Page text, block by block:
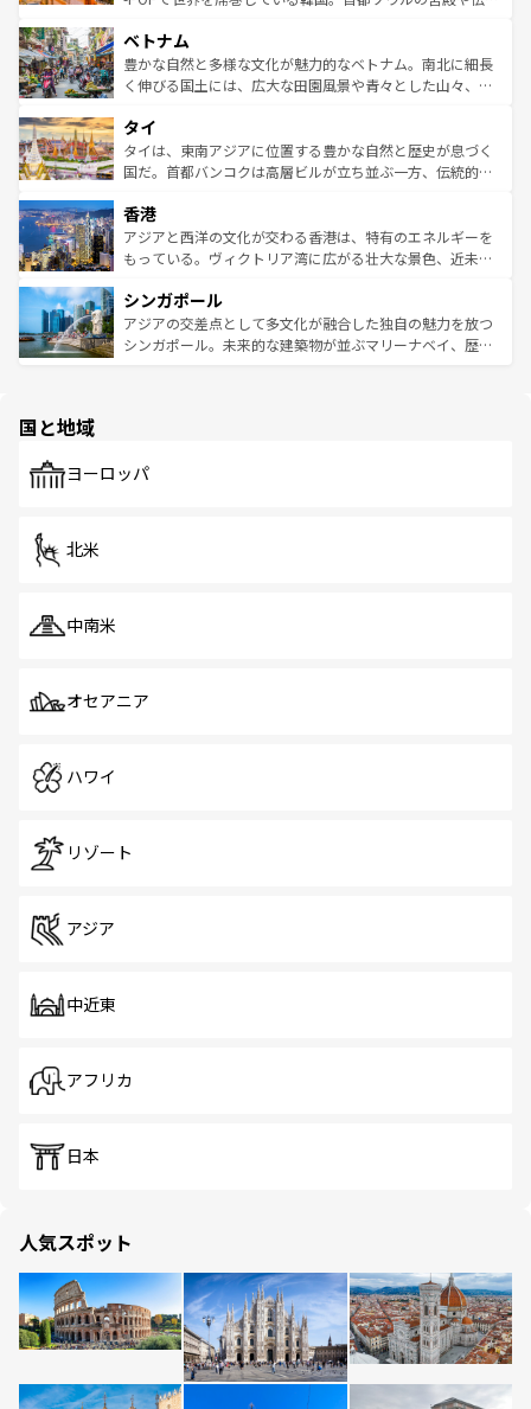
参照してほしい。
容にもいいと評判のスイーツなど、バラエティ豊かな料理
が味わえる。 なお、新着の台湾情報は コンテンツ一覧を参
照してほしい。
き、地方に足を延ばせば四季折々の自然美を楽しむことが
できる。そして、キムチや焼肉、絶品のストリートフード
まで、さまざまな韓国料理が待っている。夜には、韓国な
リティに包まれながら、韓国の多彩な魅力を心ゆくまで味
わってみてほしい。 なお、新着の韓国情報はコンテンツ一
覧を参照してほしい。
ベトナム
豊かな自然と多様な文化が魅力的なベトナム。南北に細長
く伸びる国土には、広大な田園風景や青々とした山々、世
急速な発展と共に伝統が息づく。ハノイの古い町並みやホ
ーチミン市のフランス統治時代の建物も、独特の雰囲気を
醸し出している。また、バラエティの豊かさとおいしさで
とつ。フォーやバインミー、ベトナムコーヒーなどは、ぜ
ひ現地で味わいたい。どの地域を訪れてもあたたかい人々
が旅行者を迎えてくれるので、きっと忘れられない旅にな
参照してほしい。
タイ
タイは、東南アジアに位置する豊かな自然と歴史が息づく
国だ。首都バンコクは高層ビルが立ち並ぶ一方、伝統的な
の活気が交差している。北部ではチェンマイなどの山岳地
帯で自然と触れ合い、南部ではプーケットやクラビの美し
いビーチでリゾート気分を楽しむことができる。タイ料理
激する。気候は一年中温暖で、どの季節にも異なる楽しみ
が待っている。親しみやすいタイの人々、仏教を中心とし
た文化、そして多様な観光資源が、訪れる旅人を魅了し続
香港
アジアと西洋の文化が交わる香港は、特有のエネルギーを
もっている。ヴィクトリア湾に広がる壮大な景色、近未来
み、どこを訪れても感動するはず。観光スポットが密集し
ており、効率よく見どころを回れるのも魅力。息をのむよ
うな絶景から文化的な体験まで、香港を存分に楽しみ尽く
シンガポール
アジアの交差点として多文化が融合した独自の魅力を放つ
シンガポール。未来的な建築物が並ぶマリーナベイ、歴史
で、ホーカーズは地元の風情を楽しめる外せないスポット
国と地域
ヨーロッパ
北米
中南米
オセアニア
ハワイ
リゾート
アジア
中近東
アフリカ
日本
人気スポット